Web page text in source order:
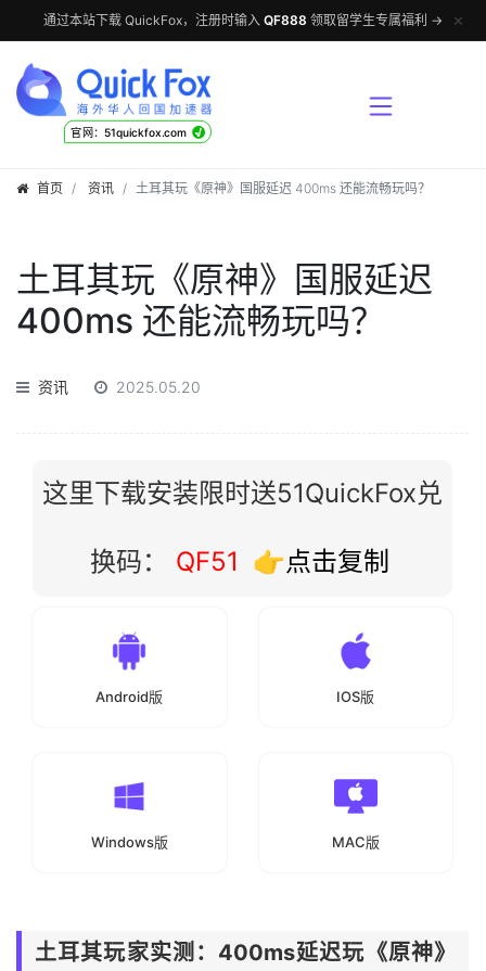
通过本站下载 QuickFox，注册时输入 QF888 领取留学生专属福利 → ✕
官网：51quickfox.com √
首页 资讯 土耳其玩《原神》国服延迟 400ms 还能流畅玩吗？
土耳其玩《原神》国服延迟
400ms 还能流畅玩吗？
资讯 2025.05.20
这里下载安装限时送51QuickFox兑
换码： QF51 👉点击复制
Android版 IOS版
Windows版 MAC版
土耳其玩家实测：400ms延迟玩《原神》